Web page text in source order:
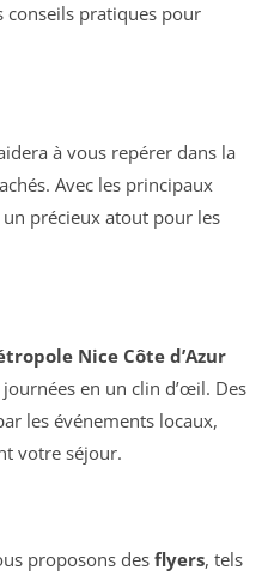
conseils pratiques pour
à vous repérer dans la
Avec les principaux
précieux atout pour les
Nice Côte d’Azur
en un clin d’œil. Des
les événements locaux,
votre séjour.
proposons des flyers, tels